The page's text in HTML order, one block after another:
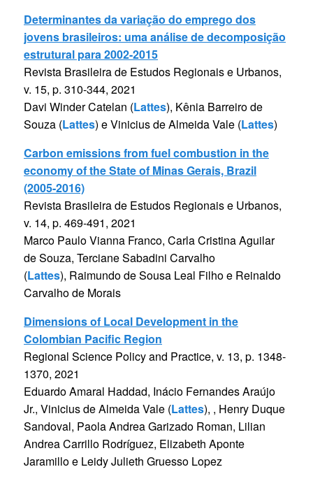
Determinantes da variação do emprego dos
jovens brasileiros: uma análise de decomposição
estrutural para 2002-2015
Revista Brasileira de Estudos Regionais e Urbanos,
v. 15, p. 310-344, 2021
Davi Winder Catelan (Lattes), Kênia Barreiro de
Souza (Lattes) e Vinicius de Almeida Vale (Lattes)
Carbon emissions from fuel combustion in the
economy of the State of Minas Gerais, Brazil
(2005-2016)
Revista Brasileira de Estudos Regionais e Urbanos,
v. 14, p. 469-491, 2021
Marco Paulo Vianna Franco, Carla Cristina Aguilar
de Souza, Terciane Sabadini Carvalho
(Lattes), Raimundo de Sousa Leal Filho e Reinaldo
Carvalho de Morais
Dimensions of Local Development in the
Colombian Pacific Region
Regional Science Policy and Practice, v. 13, p. 1348-
1370, 2021
Eduardo Amaral Haddad, Inácio Fernandes Araújo
Jr., Vinicius de Almeida Vale (Lattes), , Henry Duque
Sandoval, Paola Andrea Garizado Roman, Lilian
Andrea Carrillo Rodríguez, Elizabeth Aponte
Jaramillo e Leidy Julieth Gruesso Lopez